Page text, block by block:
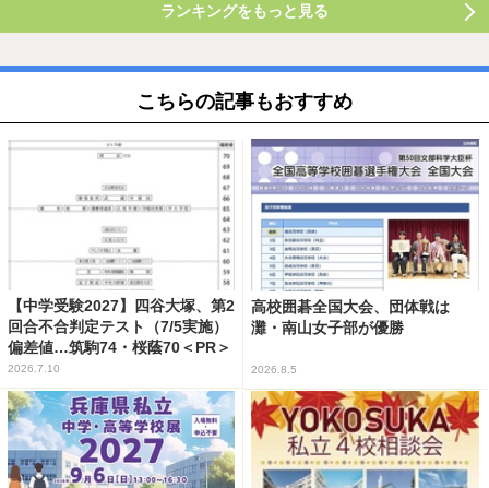
ランキングをもっと見る
こちらの記事もおすすめ
【中学受験2027】四谷大塚、第2
回合不合判定テスト（7/5実施）
偏差値…筑駒74・桜蔭70＜PR＞
2026.7.10
高校囲碁全国大会、団体戦は
灘・南山女子部が優勝
2026.8.5